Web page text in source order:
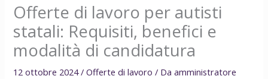
Offerte di lavoro per autisti
statali: Requisiti, benefici e
modalità di candidatura
12 ottobre 2024/Offerte di lavoro / Daamministratore